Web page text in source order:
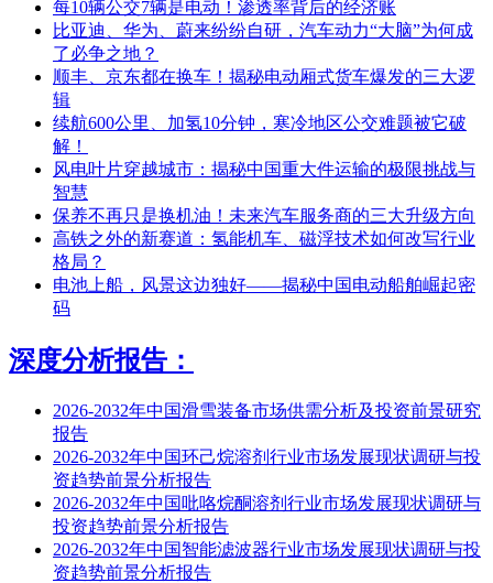
每10辆公交7辆是电动！渗透率背后的经济账
比亚迪、华为、蔚来纷纷自研，汽车动力“大脑”为何成
了必争之地？
顺丰、京东都在换车！揭秘电动厢式货车爆发的三大逻
辑
续航600公里、加氢10分钟，寒冷地区公交难题被它破
解！
风电叶片穿越城市：揭秘中国重大件运输的极限挑战与
智慧
保养不再只是换机油！未来汽车服务商的三大升级方向
高铁之外的新赛道：氢能机车、磁浮技术如何改写行业
格局？
电池上船，风景这边独好——揭秘中国电动船舶崛起密
码
深度分析报告：
2026-2032年中国滑雪装备市场供需分析及投资前景研究
报告
2026-2032年中国环己烷溶剂行业市场发展现状调研与投
资趋势前景分析报告
2026-2032年中国吡咯烷酮溶剂行业市场发展现状调研与
投资趋势前景分析报告
2026-2032年中国智能滤波器行业市场发展现状调研与投
资趋势前景分析报告